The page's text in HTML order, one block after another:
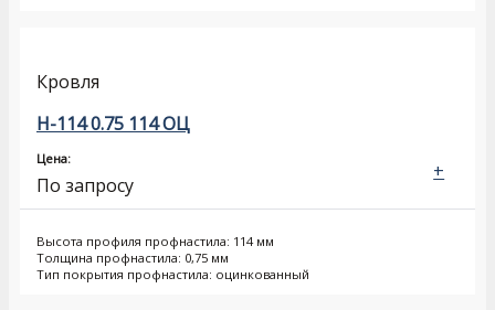
Кровля
Н-114 0.75 114 ОЦ
Цена:
По запросу
Высота профиля профнастила: 114 мм
Толщина профнастила: 0,75 мм
Тип покрытия профнастила: оцинкованный
+